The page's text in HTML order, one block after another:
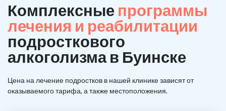
Комплексные программы
лечения и реабилитации
подросткового
алкоголизма в Буинске
Цена на лечение подростков в нашей клинике зависят от
оказываемого тарифа, а также местоположения.